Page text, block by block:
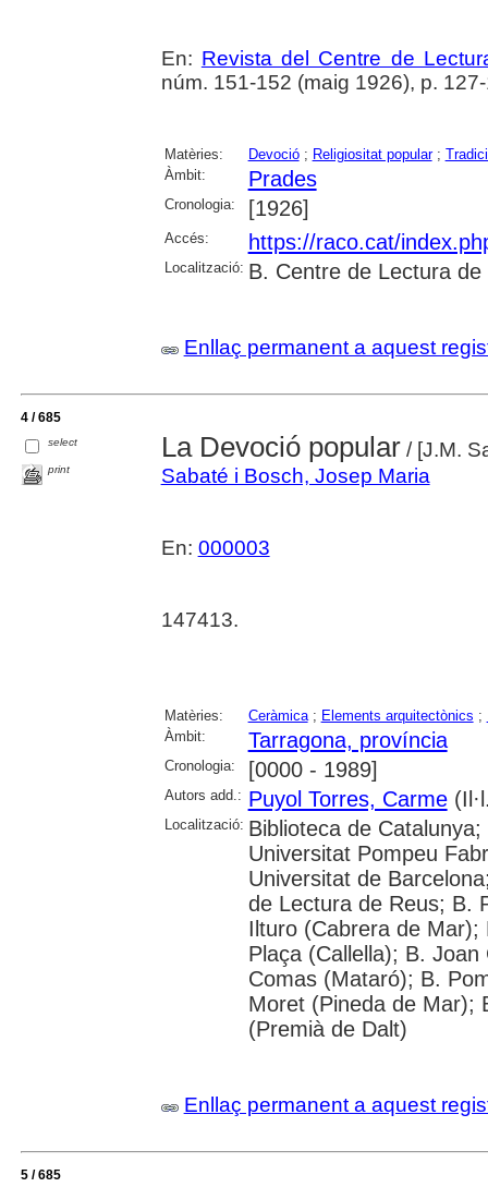
En: Revista del Centre de
núm. 151-152 (maig 1926), p.
Matèries: Devoció; Religiositat popular;
Àmbit:
Prades
Cronologia: [1926]
Accés: https://raco.cat/
Localització: B. Centre de Lectura de
Enllaç permanent a aquest
4 / 685
select
print
La Devoció popular/ [J.M.
Sabaté i Bosch, Josep Maria
En: 000003
147413.
Matèries: Ceràmica; Elements arquitectònics ;
Àmbit:
Tarragona, província
Cronologia: [0000 - 1989]
Autors add.: Puyol Torres, Carme
Localització: Biblioteca de
Universitat Pompeu
Universitat de
de Lectura de Reus; B.
Ilturo (Cabrera de Mar);
Plaça (Callella); B.
Comas (Mataró); B.
Moret (Pineda de Mar);
(Premià de Dalt)
Enllaç permanent a aquest
5 / 685